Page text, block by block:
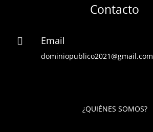
Contacto
 Email
dominiopublico2021@gmail.com
¿QUIÉNES SOMOS?